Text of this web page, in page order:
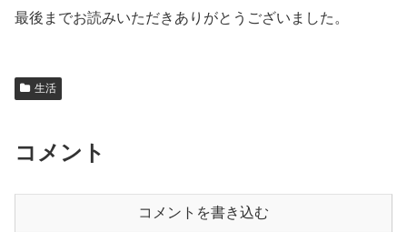
最後までお読みいただきありがとうございました。
生活
コメント
コメントを書き込む